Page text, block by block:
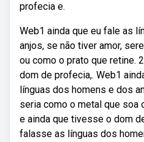
profecia e.
Web1 ainda que eu fale as
anjos, se não tiver amor,
ou como o prato que retine.
dom de profecia,. Web1
línguas dos homens e dos
seria como o metal que soa
e ainda que tivesse o dom
falasse as línguas dos